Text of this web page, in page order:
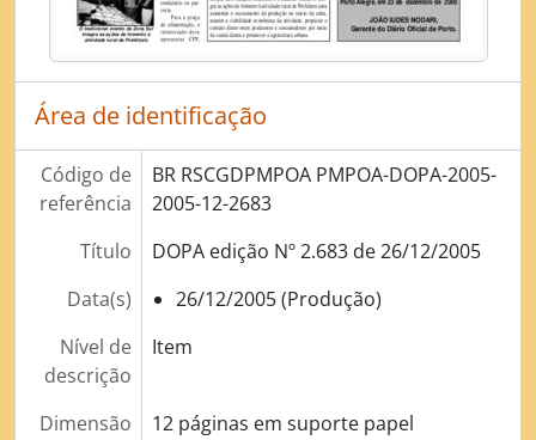
[Série] Gestão de Recursos Humanos - Processo Disciplinar
Área de identificação
Código de
referência
BR RSCGDPMPOA PMPOA-DOPA-2005-
2005-12-2683
Título
DOPA edição Nº 2.683 de 26/12/2005
Data(s)
26/12/2005 (Produção)
Nível de
descrição
Item
Dimensão
12 páginas em suporte papel